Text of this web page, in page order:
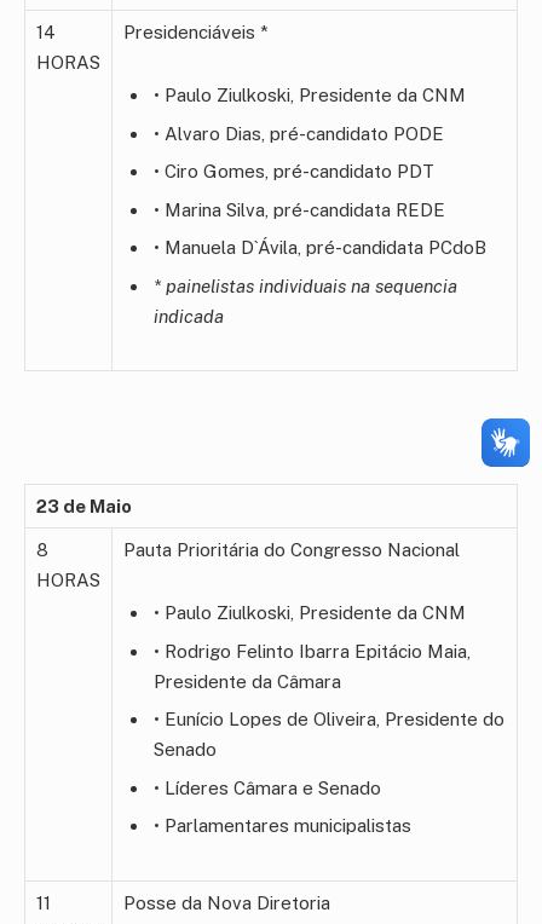
14
HORAS
Presidenciáveis *
• Paulo Ziulkoski, Presidente da CNM
• Alvaro Dias, pré-candidato PODE
• Ciro Gomes, pré-candidato PDT
• Marina Silva, pré-candidata REDE
• Manuela D`Ávila, pré-candidata PCdoB
* painelistas individuais na sequencia
indicada
23 de Maio
8
HORAS
Pauta Prioritária do Congresso Nacional
• Paulo Ziulkoski, Presidente da CNM
• Rodrigo Felinto Ibarra Epitácio Maia,
Presidente da Câmara
• Eunício Lopes de Oliveira, Presidente do
Senado
• Líderes Câmara e Senado
• Parlamentares municipalistas
11
Posse da Nova Diretoria